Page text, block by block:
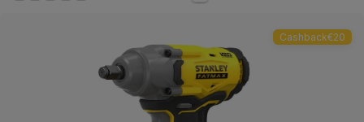
Cashback€20